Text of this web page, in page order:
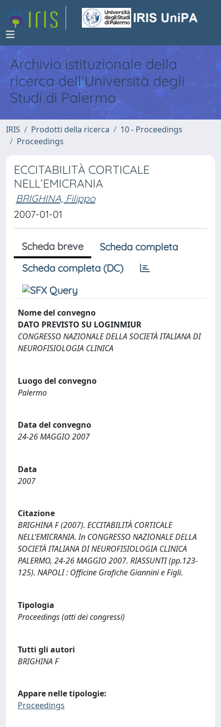
Archivio istituzionale della
ricerca dell'Università degli
Studi di Palermo
IRIS Prodotti della ricerca
10 - Proceedings
Proceedings
ECCITABILITÀ CORTICALE
NELL’EMICRANIA
BRIGHINA, Filippo
2007-01-01
Scheda breve
Scheda completa
Scheda completa (DC)
Nome del convegno
DATO PREVISTO SU LOGINMIUR
CONGRESSO NAZIONALE DELLA SOCIETÀ ITALIANA DI
NEUROFISIOLOGIA CLINICA
Luogo del convegno
Palermo
Data del convegno
24-26 MAGGIO 2007
Data
2007
Citazione
BRIGHINA F (2007). ECCITABILITÀ CORTICALE
NELL’EMICRANIA. In CONGRESSO NAZIONALE DELLA
SOCIETÀ ITALIANA DI NEUROFISIOLOGIA CLINICA
PALERMO, 24-26 MAGGIO 2007. RIASSUNTI (pp.123-
125). NAPOLI : Officine Grafiche Giannini e Figli.
Tipologia
Proceedings (atti dei congressi)
Tutti gli autori
BRIGHINA F
Appare nelle tipologie:
Proceedings